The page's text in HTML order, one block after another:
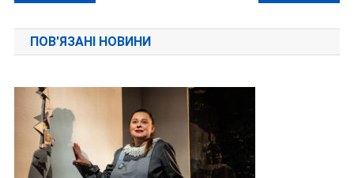
записів
ПОВ'ЯЗАНІ НОВИНИ